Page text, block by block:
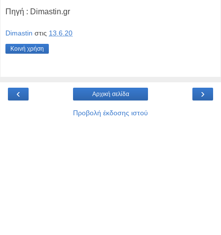
Πηγή : Dimastin.gr
Dimastin στις 13.6.20
Κοινή χρήση
‹ ›
Αρχική σελίδα
Προβολή έκδοσης ιστού